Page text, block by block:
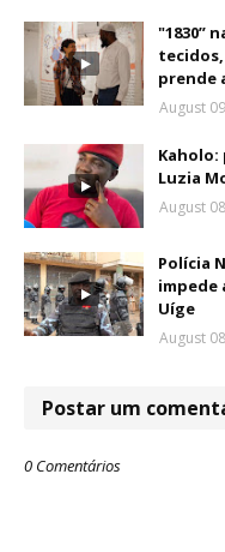
"1830”
prende
August
Kaholo:
Luzia
August
Polícia
impede
Uíge
August
Postar um
0 Comentários